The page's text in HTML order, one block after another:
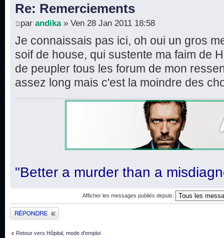
Re: Remerciements
par andika» Ven 28 Jan 2011 18:58
Je connaissais pas ici, oh oui un gros
soif de house, qui sustente ma faim de
de peupler tous les forum de mon
assez long mais c'est la moindre des
"Better a murder than a
Afficher les messages publiés depuis:
Publier une réponse
Retour vers Hôpital, mode d'emploi